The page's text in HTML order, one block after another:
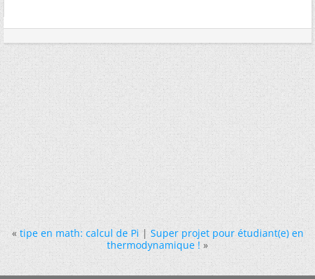
« tipe en math: calcul de Pi|Super projet pour étudiant(e) en
thermodynamique ! »